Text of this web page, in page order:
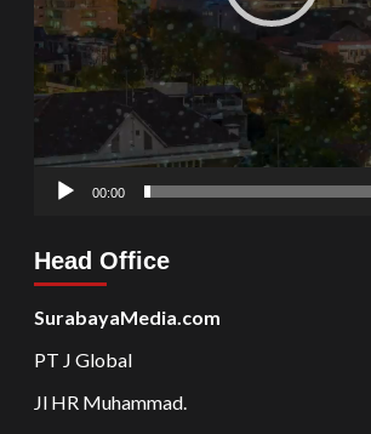
00:00
Head Office
SurabayaMedia.com
PT J Global
Jl HR Muhammad.